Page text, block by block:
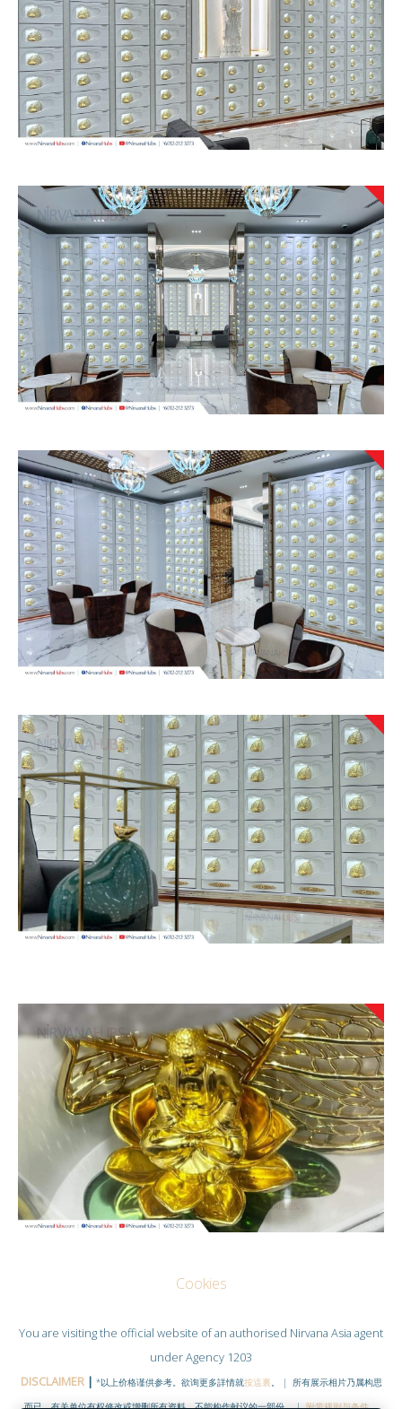
Cookies
You are visiting the official website of an authorised Nirvana Asia agent
under Agency 1203
DISCLAIMER| *以上价格谨供参考。欲询更多詳情就按這裏。 | 所有展示相片乃属构思